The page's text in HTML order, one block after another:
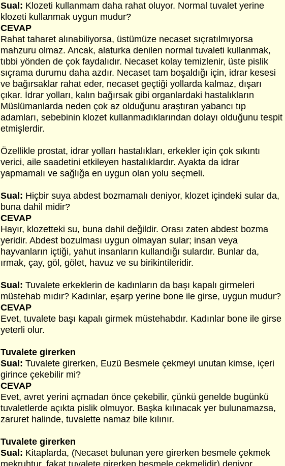
Sual: Klozeti kullanmam daha rahat oluyor. Normal tuvalet yerine
klozeti kullanmak uygun mudur?
CEVAP
Rahat taharet alınabiliyorsa, üstümüze necaset sıçratılmıyorsa
mahzuru olmaz. Ancak, alaturka denilen normal tuvaleti kullanmak,
tıbbi yönden de çok faydalıdır. Necaset kolay temizlenir, üste pislik
sıçrama durumu daha azdır. Necaset tam boşaldığı için, idrar kesesi
ve bağırsaklar rahat eder, necaset geçtiği yollarda kalmaz, dışarı
çıkar. İdrar yolları, kalın bağırsak gibi organlardaki hastalıkların
Müslümanlarda neden çok az olduğunu araştıran yabancı tıp
adamları, sebebinin klozet kullanmadıklarından dolayı olduğunu tespit
etmişlerdir.
Özellikle prostat, idrar yolları hastalıkları, erkekler için çok sıkıntı
verici, aile saadetini etkileyen hastalıklardır. Ayakta da idrar
yapmamalı ve sağlığa en uygun olan yolu seçmeli.
Sual: Hiçbir suya abdest bozmamalı deniyor, klozet içindeki sular da,
buna dahil midir?
CEVAP
Hayır, klozetteki su, buna dahil değildir. Orası zaten abdest bozma
yeridir. Abdest bozulması uygun olmayan sular; insan veya
hayvanların içtiği, yahut insanların kullandığı sulardır. Bunlar da,
ırmak, çay, göl, gölet, havuz ve su birikintileridir.
Sual: Tuvalete erkeklerin de kadınların da başı kapalı girmeleri
müstehab mıdır? Kadınlar, eşarp yerine bone ile girse, uygun mudur?
CEVAP
Evet, tuvalete başı kapalı girmek müstehabdır. Kadınlar bone ile girse
yeterli olur.
Tuvalete girerken
Sual: Tuvalete girerken, Euzü Besmele çekmeyi unutan kimse, içeri
girince çekebilir mi?
CEVAP
Evet, avret yerini açmadan önce çekebilir, çünkü genelde bugünkü
tuvaletlerde açıkta pislik olmuyor. Başka kılınacak yer bulunamazsa,
zaruret halinde, tuvalette namaz bile kılınır.
Tuvalete girerken
Sual: Kitaplarda, (Necaset bulunan yere girerken besmele çekmek
mekruhtur, fakat tuvalete girerken besmele çekmelidir) deniyor.